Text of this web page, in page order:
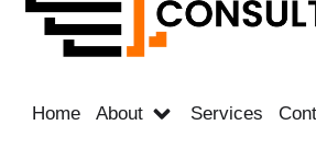
Home About Services